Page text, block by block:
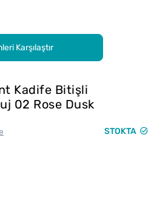
Karşılaştır
Kadife Bitişli
02 Rose Dusk
STOKTA